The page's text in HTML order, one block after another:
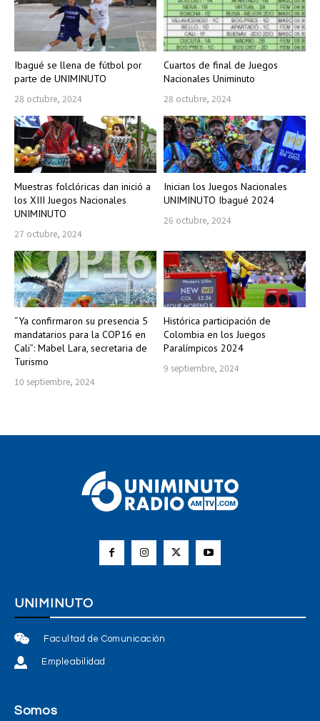
Ibagué se llena de fútbol por
parte de UNIMINUTO
28 octubre, 2024
Cuartos de final de Juegos
Nacionales Uniminuto
28 octubre, 2024
Muestras folclóricas dan inició a
los XIII Juegos Nacionales
UNIMINUTO
27 octubre, 2024
Inician los Juegos Nacionales
UNIMINUTO Ibagué 2024
26 octubre, 2024
“Ya confirmaron su presencia 5
mandatarios para la COP16 en
Cali”: Mabel Lara, secretaria de
Turismo
10 septiembre, 2024
Histórica participación de
Colombia en los Juegos
Paralímpicos 2024
9 septiembre, 2024
UNIMINUTO
Facultad de Comunicación
Empleabilidad
Somos